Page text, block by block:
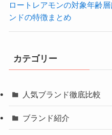
ロートレアモンの対象年齢
ンドの特徴まとめ
カテゴリー
人気ブランド徹底比較
ブランド紹介